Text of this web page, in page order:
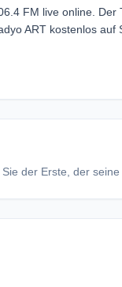
FM live online.
ART kostenlos
der Erste, der